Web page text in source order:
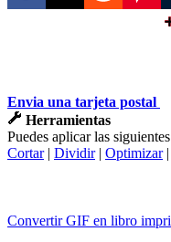
Envia una tarjeta postal
Herramientas
Puedes aplicar las
Cortar| Dividir| Optimizar|
Convertir GIF en libro